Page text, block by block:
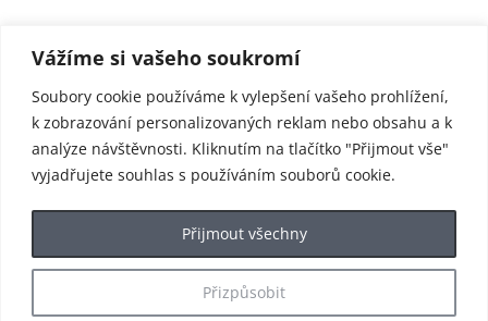
Vážíme si vašeho soukromí
Soubory cookie používáme k vylepšení vašeho prohlížení,
k zobrazování personalizovaných reklam nebo obsahu a k
analýze návštěvnosti. Kliknutím na tlačítko "Přijmout vše"
vyjadřujete souhlas s používáním souborů cookie.
Přizpůsobit
Přijmout všechny
© 2025 enjoy Harrachov / webdesign byBND&